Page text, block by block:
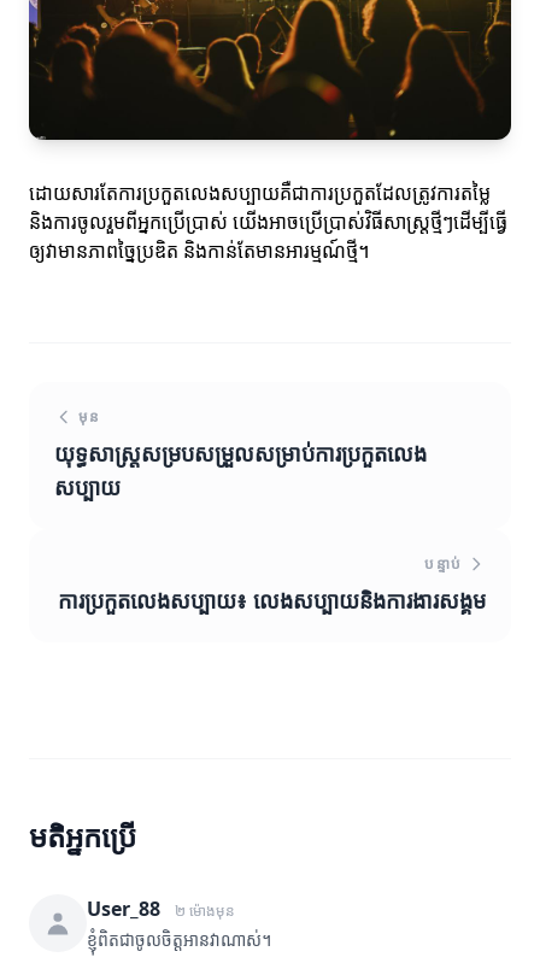
ដោយសារតែការប្រកួតលេងសប្បាយគឺជាការប្រកួតដែលត្រូវការតម្លៃ
និងការចូលរួមពីអ្នកប្រើប្រាស់ យើងអាចប្រើប្រាស់វិធីសាស្ត្រថ្មីៗដើម្បីធ្វើ
ឲ្យវាមានភាពច្នៃប្រឌិត និងកាន់តែមានអារម្មណ៍ថ្មី។
មុន
យុទ្ធសាស្ត្រសម្របសម្រួលសម្រាប់ការប្រកួតលេង
សប្បាយ
បន្ទាប់
ការប្រកួតលេងសប្បាយ៖ លេងសប្បាយនិងការងារសង្គម
មតិអ្នកប្រើ
User_88 ២ ម៉ោងមុន
ខ្ញុំពិតជាចូលចិត្តអានវាណាស់។